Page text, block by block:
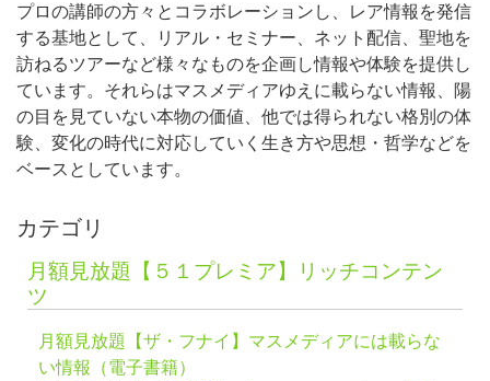
プロの講師の方々とコラボレーションし、レア情報を発信
する基地として、リアル・セミナー、ネット配信、聖地を
訪ねるツアーなど様々なものを企画し情報や体験を提供し
ています。それらはマスメディアゆえに載らない情報、陽
の目を見ていない本物の価値、他では得られない格別の体
験、変化の時代に対応していく生き方や思想・哲学などを
ベースとしています。
カテゴリ
月額見放題【５１プレミア】リッチコンテン
ツ
月額見放題【ザ・フナイ】マスメディアには載らな
い情報（電子書籍）